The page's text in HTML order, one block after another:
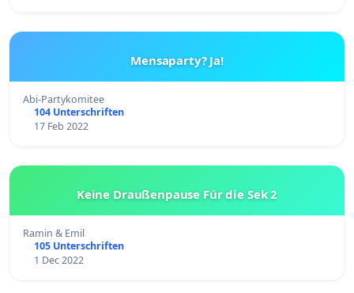
Mensaparty? Ja!
Abi-Partykomitee
104 Unterschriften
17 Feb 2022
Keine Draußenpause Für die Sek 2
Ramin & Emil
105 Unterschriften
1 Dec 2022